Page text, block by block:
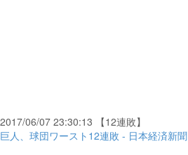
2017/06/07 23:30:13 【12連敗】
巨人、球団ワースト12連敗 - 日本経済新聞